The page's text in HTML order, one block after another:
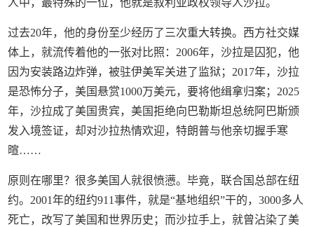
人中，最特殊的一位，他就是叙利亚政权领导人沙拉。
过去20年，他的身份至少经历了三次重大转换。西方社交媒
体上，就流传着他的一张对比照：2006年，沙拉是囚犯，他
因为安装路边炸弹，被驻伊美军关进了监狱；2017年，沙拉
是恐怖分子，美国悬赏1000万美元，要将他缉拿归案；2025
年，沙拉成了美国贵宾，美国拒绝向巴勒斯坦总统阿巴斯颁
发入境签证，却对沙拉热情欢迎，特朗普与他亲切握手寒
暄……
原则在哪里？很多美国人就很愤懑。毕竟，联合国总部在纽
约。2001年的纽约911事件，就是“基地组织”干的，3000多人
死亡，改写了美国和世界历史；而沙拉手上，就曾沾染了美